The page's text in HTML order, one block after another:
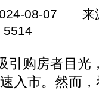
08-07 来
5514
引购房者目光
入市。然而